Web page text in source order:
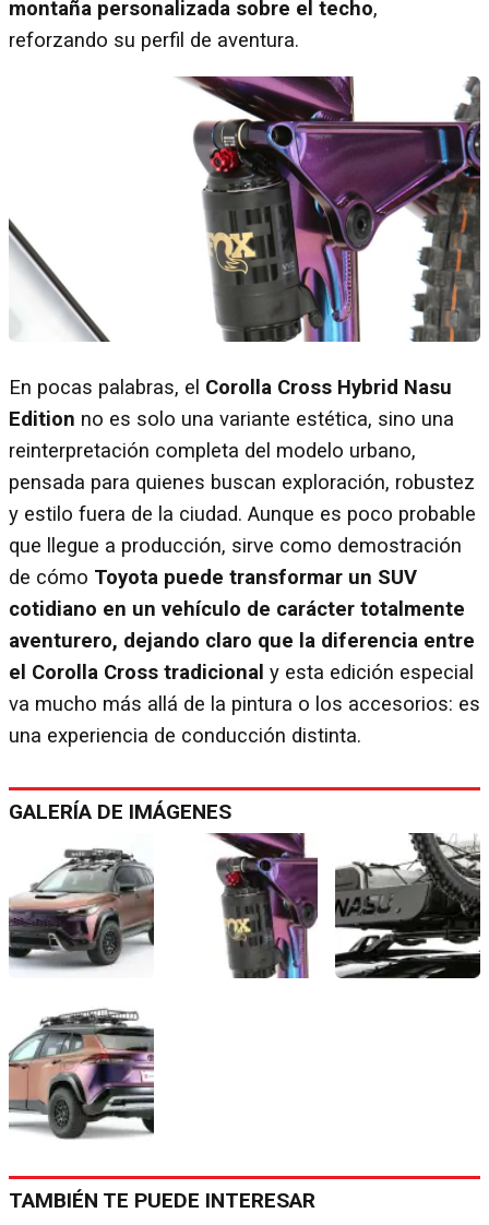
montaña personalizada sobre el techo,
reforzando su perfil de aventura.
En pocas palabras, el Corolla Cross Hybrid Nasu
Edition no es solo una variante estética, sino una
reinterpretación completa del modelo urbano,
pensada para quienes buscan exploración, robustez
y estilo fuera de la ciudad. Aunque es poco probable
que llegue a producción, sirve como demostración
de cómo Toyota puede transformar un SUV
cotidiano en un vehículo de carácter totalmente
aventurero, dejando claro que la diferencia entre
el Corolla Cross tradicional y esta edición especial
va mucho más allá de la pintura o los accesorios: es
una experiencia de conducción distinta.
GALERÍA DE IMÁGENES
TAMBIÉN TE PUEDE INTERESAR